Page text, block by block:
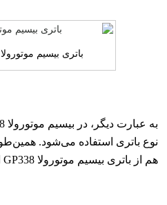
باتری بیسیم موتورولا GP328/GP338
هم از باتری بیسیم موتورولا GP338 استفاده می‌کنند.